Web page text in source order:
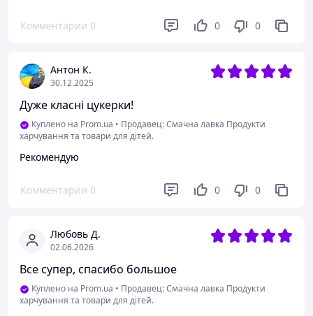
Комментарии 0 0 0
Антон К.
30.12.2025
Дуже класні цукерки!
Куплено на Prom.ua • Продавец: Смачна лавка Продукти
харчування та товари для дітей.
Рекомендую
Комментарии 0 0 0
Любовь Д.
02.06.2026
Все супер, спасибо большое
Куплено на Prom.ua • Продавец: Смачна лавка Продукти
харчування та товари для дітей.